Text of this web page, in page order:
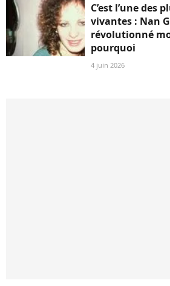
C’est l’une des
vivantes : Nan
révolutionné
pourquoi
4 juin 2026